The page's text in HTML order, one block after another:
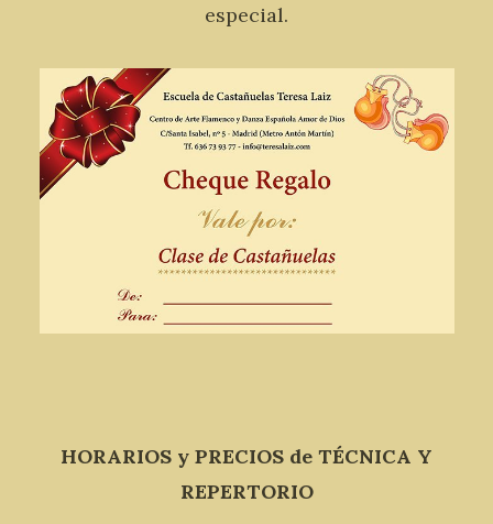
especial.
HORARIOS y PRECIOS de TÉCNICA Y
REPERTORIO